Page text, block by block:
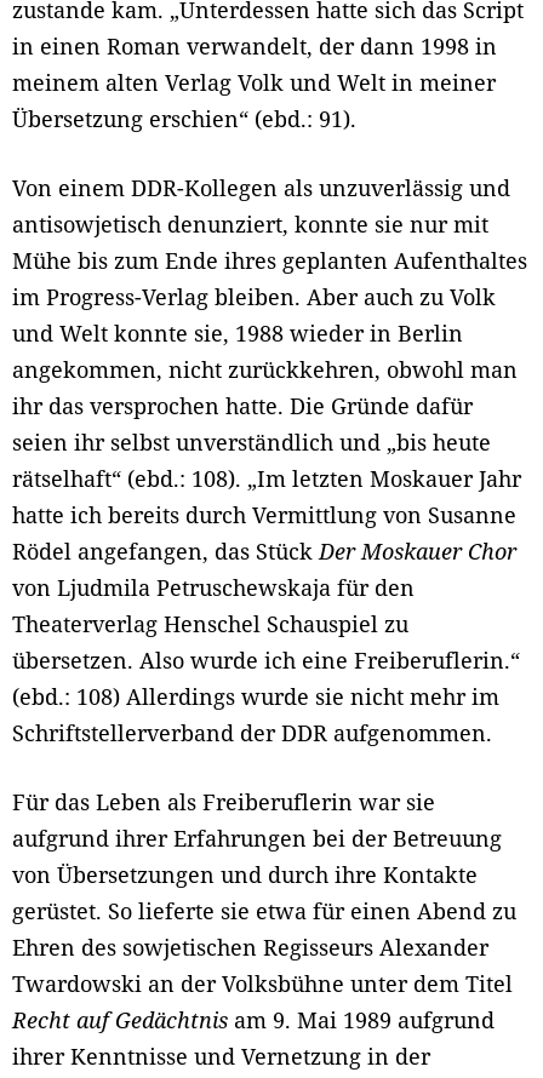
zustande kam. „Unterdessen hatte sich das Script
in einen Roman verwandelt, der dann 1998 in
meinem alten Verlag Volk und Welt in meiner
Übersetzung erschien“ (ebd.: 91).
Von einem DDR-Kollegen als unzuverlässig und
antisowjetisch denunziert, konnte sie nur mit
Mühe bis zum Ende ihres geplanten Aufenthaltes
im Progress-Verlag bleiben. Aber auch zu Volk
und Welt konnte sie, 1988 wieder in Berlin
angekommen, nicht zurückkehren, obwohl man
ihr das versprochen hatte. Die Gründe dafür
seien ihr selbst unverständlich und „bis heute
rätselhaft“ (ebd.: 108). „Im letzten Moskauer Jahr
hatte ich bereits durch Vermittlung von Susanne
Rödel angefangen, das Stück Der Moskauer Chor
von Ljudmila Petruschewskaja für den
Theaterverlag Henschel Schauspiel zu
übersetzen. Also wurde ich eine Freiberuflerin.“
(ebd.: 108) Allerdings wurde sie nicht mehr im
Schriftstellerverband der DDR aufgenommen.
Für das Leben als Freiberuflerin war sie
aufgrund ihrer Erfahrungen bei der Betreuung
von Übersetzungen und durch ihre Kontakte
gerüstet. So lieferte sie etwa für einen Abend zu
Ehren des sowjetischen Regisseurs Alexander
Twardowski an der Volksbühne unter dem Titel
Recht auf Gedächtnis am 9. Mai 1989 aufgrund
ihrer Kenntnisse und Vernetzung in der